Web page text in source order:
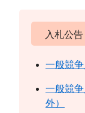
入札公告
一般競争
一般競
外）